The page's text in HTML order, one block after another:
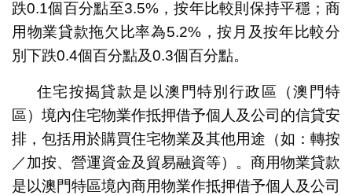
跌0.1個百分點至3.5%，按年比較則保持平穩；商
用物業貸款拖欠比率為5.2%，按月及按年比較分
別下跌0.4個百分點及0.3個百分點。
住宅按揭貸款是以澳門特別行政區（澳門特
區）境內住宅物業作抵押借予個人及公司的信貸安
排，包括用於購買住宅物業及其他用途（如：轉按
／加按、營運資金及貿易融資等）。商用物業貸款
是以澳門特區境內商用物業作抵押借予個人及公司